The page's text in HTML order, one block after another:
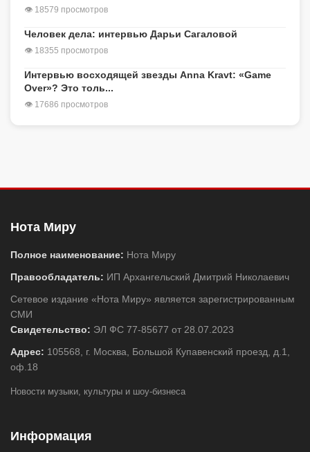
👁 18579 просмотров
Человек дела: интервью Дарьи Сагаловой
👁 18355 просмотров
Интервью восходящей звезды Anna Kravt: «Game
Over»? Это толь...
👁 17686 просмотров
Нота Миру
Полное наименование: Нота Миру
Правообладатель: ИП Архангельский Дмитрий Николаевич
Сетевое издание «Нота Миру» является зарегистрированным
СМИ
Свидетельство: ЭЛ ФС 77-85677 от 28.07.2023
Адрес: 105568, г. Москва, Большой Купавенский проезд, д.1,
оф.18
Новости музыки, культуры и шоу-бизнеса
Информация